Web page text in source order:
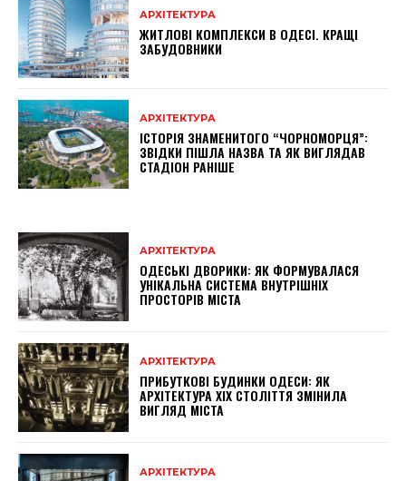
АРХІТЕКТУРА
ЖИТЛОВІ КОМПЛЕКСИ В ОДЕСІ. КРАЩІ
ЗАБУДОВНИКИ
АРХІТЕКТУРА
ІСТОРІЯ ЗНАМЕНИТОГО “ЧОРНОМОРЦЯ”:
ЗВІДКИ ПІШЛА НАЗВА ТА ЯК ВИГЛЯДАВ
СТАДІОН РАНІШЕ
АРХІТЕКТУРА
ОДЕСЬКІ ДВОРИКИ: ЯК ФОРМУВАЛАСЯ
УНІКАЛЬНА СИСТЕМА ВНУТРІШНІХ
ПРОСТОРІВ МІСТА
АРХІТЕКТУРА
ПРИБУТКОВІ БУДИНКИ ОДЕСИ: ЯК
АРХІТЕКТУРА XIX СТОЛІТТЯ ЗМІНИЛА
ВИГЛЯД МІСТА
АРХІТЕКТУРА